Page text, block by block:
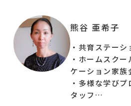
熊谷 亜希子
・共育ステー
・ホームスク
ケーション家
・多様な学び
タッフ